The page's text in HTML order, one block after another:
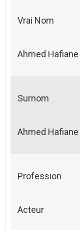
Vrai Nom
Ahmed Hafiane
Surnom
Ahmed Hafiane
Profession
Acteur